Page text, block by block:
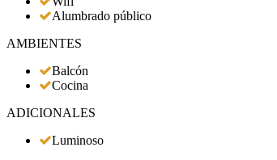
Alumbrado público
AMBIENTES
Balcón
Cocina
ADICIONALES
Luminoso